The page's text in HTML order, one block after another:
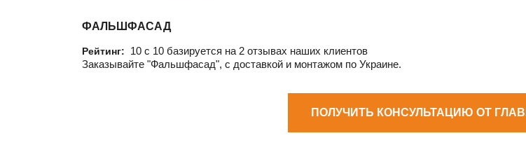
ФАЛЬШФАСАД
Рейтинг: 10 c 10 базируется на 2 отзывах наших клиентов
Заказывайте "Фальшфасад", с доставкой и монтажом по Украине.
ПОЛУЧИТЬ КОНСУЛЬТАЦИЮ ОТ